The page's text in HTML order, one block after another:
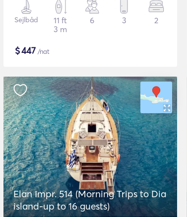
Sejlbåd
11 ft
3 m
6 3 2
$447 /nat
Elan Impr. 514 (Morning Trips to Dia
island-up to 16 guests)